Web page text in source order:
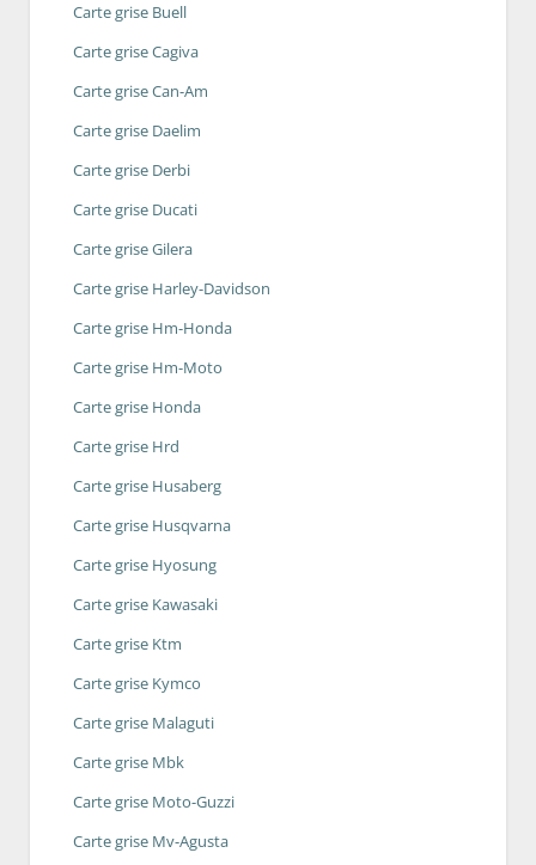
Carte grise Buell
Carte grise Cagiva
Carte grise Can-Am
Carte grise Daelim
Carte grise Derbi
Carte grise Ducati
Carte grise Gilera
Carte grise Harley-Davidson
Carte grise Hm-Honda
Carte grise Hm-Moto
Carte grise Honda
Carte grise Hrd
Carte grise Husaberg
Carte grise Husqvarna
Carte grise Hyosung
Carte grise Kawasaki
Carte grise Ktm
Carte grise Kymco
Carte grise Malaguti
Carte grise Mbk
Carte grise Moto-Guzzi
Carte grise Mv-Agusta